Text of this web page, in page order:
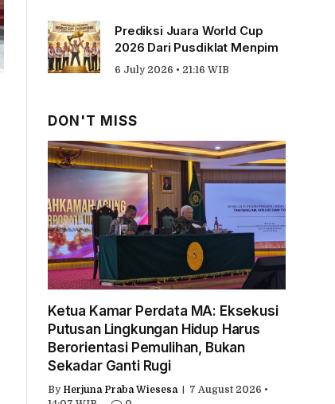
Prediksi Juara World Cup
2026 Dari Pusdiklat Menpim
6 July 2026 • 21:16 WIB
DON'T MISS
Ketua Kamar Perdata MA: Eksekusi
Putusan Lingkungan Hidup Harus
Berorientasi Pemulihan, Bukan
Sekadar Ganti Rugi
By Herjuna Praba Wiesesa
7 August 2026 •